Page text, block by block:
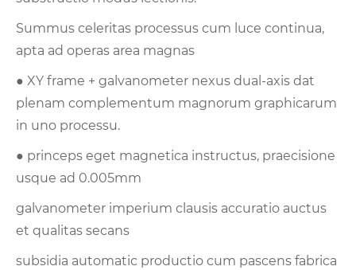
Summus celeritas processus cum luce continua,
apta ad operas area magnas
● XY frame + galvanometer nexus dual-axis dat
plenam complementum magnorum graphicarum
in uno processu.
● princeps eget magnetica instructus, praecisione
usque ad 0.005mm
galvanometer imperium clausis accuratio auctus
et qualitas secans
subsidia automatic productio cum pascens fabrica